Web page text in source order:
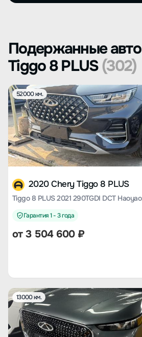
Подержанные
Tiggo 8 PLUS(302)
52000 км.
2020 Chery Tiggo 8 PLUS
Tiggo 8 PLUS 2021 290TGDI DCT
Гарантия 1 - 3 года
от3 504 600₽
13000 км.